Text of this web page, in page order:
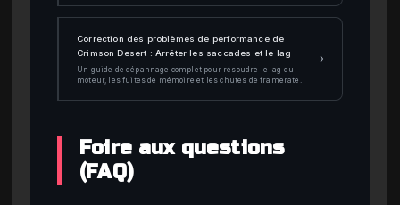
Correction des problèmes de performance de
Crimson Desert : Arrêter les saccades et le lag
Un guide de dépannage complet pour résoudre le lag du
moteur, les fuites de mémoire et les chutes de framerate.
›
Foire aux questions
(FAQ)